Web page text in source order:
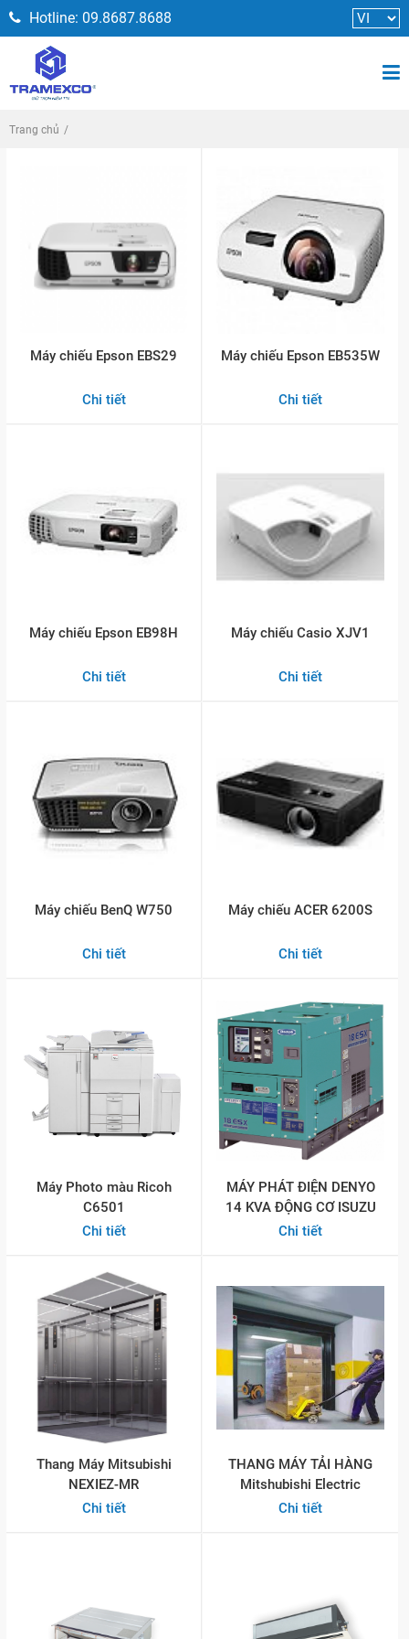
Hotline: 09.8687.8688
Trang chủ
Máy chiếu Epson EBS29
Chi tiết
Máy chiếu Epson EB535W
Chi tiết
Máy chiếu Epson EB98H
Chi tiết
Máy chiếu Casio XJV1
Chi tiết
Máy chiếu BenQ W750
Chi tiết
Máy chiếu ACER 6200S
Chi tiết
Máy Photo màu Ricoh
C6501
Chi tiết
MÁY PHÁT ĐIỆN DENYO
14 KVA ĐỘNG CƠ ISUZU
Chi tiết
Thang Máy Mitsubishi
NEXIEZ-MR
Chi tiết
THANG MÁY TẢI HÀNG
Mitshubishi Electric
Chi tiết